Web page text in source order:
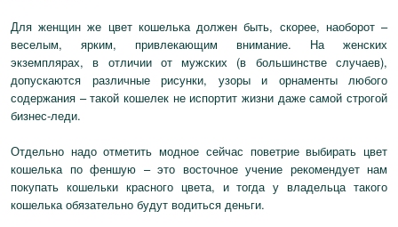
Для женщин же цвет кошелька должен быть, скорее, наоборот –
веселым, ярким, привлекающим внимание. На женских
экземплярах, в отличии от мужских (в большинстве случаев),
допускаются различные рисунки, узоры и орнаменты любого
содержания – такой кошелек не испортит жизни даже самой строгой
бизнес-леди.
Отдельно надо отметить модное сейчас поветрие выбирать цвет
кошелька по феншую – это восточное учение рекомендует нам
покупать кошельки красного цвета, и тогда у владельца такого
кошелька обязательно будут водиться деньги.